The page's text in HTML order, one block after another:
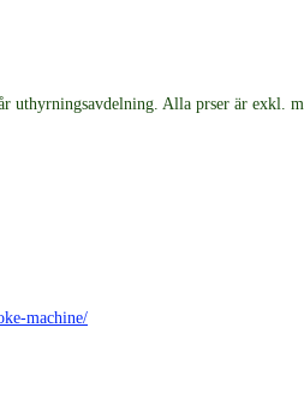
uthyrningsavdelning. Alla prser är exkl.
machine/